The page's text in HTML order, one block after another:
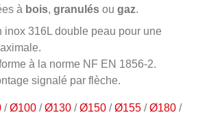
à bois, granulés ou gaz.
inox 316L double peau pour une
à la norme NF EN 1856-2.
signalé par flèche.
/Ø100 /Ø130 /Ø150 /Ø155 /Ø180 /